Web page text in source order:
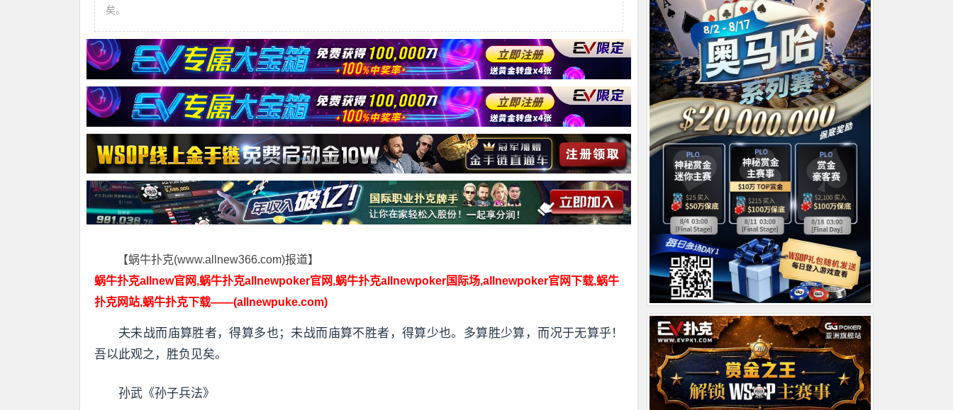
矣。
【蜗牛扑克(www.allnew366.com)报道】
蜗牛扑克allnew官网,蜗牛扑克allnewpoker官网,蜗牛扑克allnewpoker国际场,allnewpoker官网下载,蜗牛
扑克网站,蜗牛扑克下载——(allnewpuke.com)
夫未战而庙算胜者，得算多也；未战而庙算不胜者，得算少也。多算胜少算，而况于无算乎！
吾以此观之，胜负见矣。
孙武《孙子兵法》